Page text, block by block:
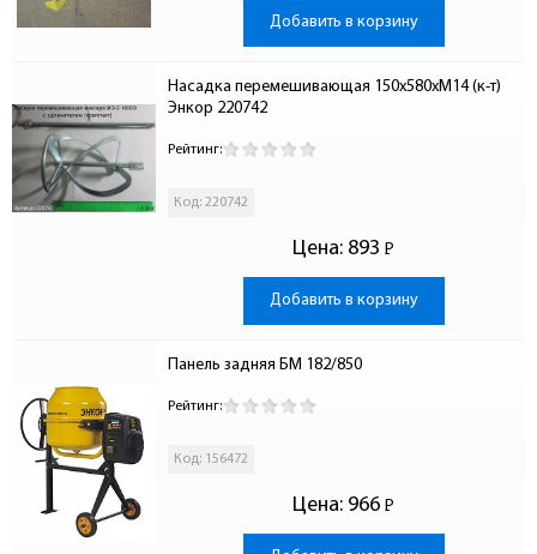
Добавить в корзину
Насадка перемешивающая 150х580хМ14 (к-т)
Энкор 220742
Рейтинг:
Код: 220742
Цена: 893 Р
-
Добавить в корзину
Панель задняя БМ 182/850
Рейтинг:
Код: 156472
Цена: 966 Р
-